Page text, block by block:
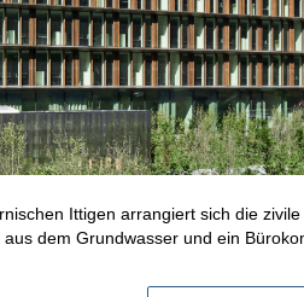
Ittigen arrangiert sich die
dem Grundwasser und ein